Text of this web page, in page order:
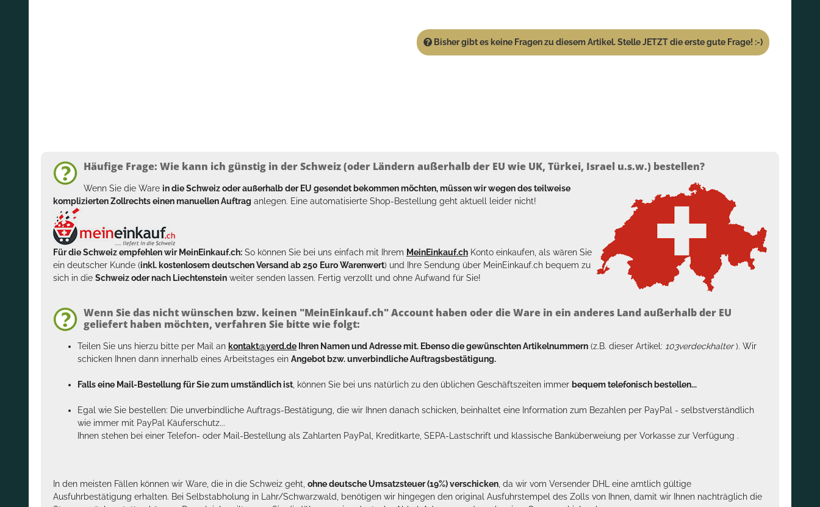
Bisher gibt es keine Fragen zu diesem Artikel. Stelle JETZT die erste gute Frage! :-)
Häufige Frage: Wie kann ich günstig in der Schweiz (oder Ländern außerhalb der EU wie UK, Türkei, Israel u.s.w.) bestellen?
Wenn Sie die Ware in die Schweiz oder außerhalb der EU gesendet bekommen möchten, müssen wir wegen des teilweise
komplizierten Zollrechts einen manuellen Auftrag anlegen. Eine automatisierte Shop-Bestellung geht aktuell leider nicht!
Für die Schweiz empfehlen wir MeinEinkauf.ch: So können Sie bei uns einfach mit Ihrem MeinEinkauf.ch Konto einkaufen, als wären Sie
ein deutscher Kunde (inkl. kostenlosem deutschen Versand ab 250 Euro Warenwert) und Ihre Sendung über MeinEinkauf.ch bequem zu
sich in die Schweiz oder nach Liechtenstein weiter senden lassen. Fertig verzollt und ohne Aufwand für Sie!
Wenn Sie das nicht wünschen bzw. keinen "MeinEinkauf.ch" Account haben oder die Ware in ein anderes Land außerhalb der EU
geliefert haben möchten, verfahren Sie bitte wie folgt:
Teilen Sie uns hierzu bitte per Mail an kontakt@yerd.de Ihren Namen und Adresse mit. Ebenso die gewünschten Artikelnummern (z.B. dieser Artikel: 103verdeckhalter). Wir
schicken Ihnen dann innerhalb eines Arbeitstages ein Angebot bzw. unverbindliche Auftragsbestätigung.
Falls eine Mail-Bestellung für Sie zum umständlich ist , können Sie bei uns natürlich zu den üblichen Geschäftszeiten immer bequem telefonisch bestellen...
Egal wie Sie bestellen: Die unverbindliche Auftrags-Bestätigung, die wir Ihnen danach schicken, beinhaltet eine Information zum Bezahlen per PayPal - selbstverständlich
wie immer mit PayPal Käuferschutz...
Ihnen stehen bei einer Telefon- oder Mail-Bestellung als Zahlarten PayPal, Kreditkarte, SEPA-Lastschrift und klassische Banküberweiung per Vorkasse zur Verfügung .
In den meisten Fällen können wir Ware, die in die Schweiz geht, ohne deutsche Umsatzsteuer (19%) verschicken , da wir vom Versender DHL eine amtlich gültige
Ausfuhrbestätigung erhalten. Bei Selbstabholung in Lahr/Schwarzwald, benötigen wir hingegen den original Ausfuhrstempel des Zolls von Ihnen, damit wir Ihnen nachträglich die